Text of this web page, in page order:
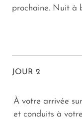
prochaine. Nuit à
JOUR 2
À votre arrivée
et conduits à